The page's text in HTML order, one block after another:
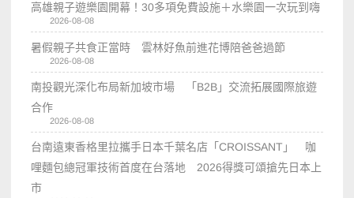
高雄親子遊樂園開幕！30多項免費設施＋水樂園一次玩到嗨
2026-08-08
暑假親子共食正當時 雲林好魚前進花博陪爸爸過節
2026-08-08
南投觀光深化布局新加坡市場 「B2B」交流拓展國際旅遊
合作
2026-08-08
台南遠東香格里拉攜手日本千葉名店「CROISSANT」 咖
哩麵包總冠軍技術首度在台落地 2026得獎可頌搶先日本上
市